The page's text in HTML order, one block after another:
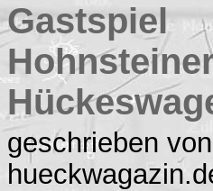
Gastspiel
geschrieben